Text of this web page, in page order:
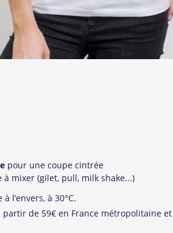
pour une coupe cintrée
à mixer (gilet, pull, milk shake...)
l’envers, à 30°C.
de 59€ en France métropolitaine